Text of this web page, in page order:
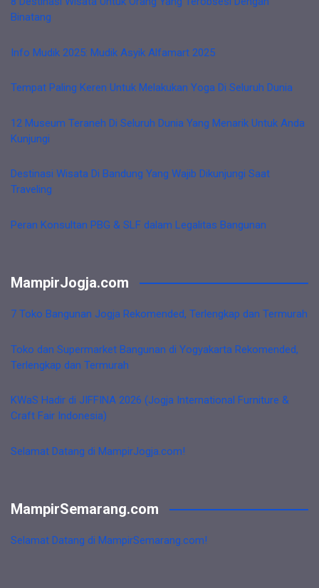
Binatang
Info Mudik 2025: Mudik Asyik Alfamart 2025
Tempat Paling Keren Untuk Melakukan Yoga Di Seluruh Dunia
12 Museum Teraneh Di Seluruh Dunia Yang Menarik Untuk Anda
Kunjungi
Destinasi Wisata Di Bandung Yang Wajib Dikunjungi Saat
Traveling
Peran Konsultan PBG & SLF dalam Legalitas Bangunan
MampirJogja.com
7 Toko Bangunan Jogja Rekomended, Terlengkap dan Termurah
Toko dan Supermarket Bangunan di Yogyakarta Rekomended,
Terlengkap dan Termurah
KWaS Hadir di JIFFINA 2026 (Jogja International Furniture &
Craft Fair Indonesia)
Selamat Datang di MampirJogja.com!
MampirSemarang.com
Selamat Datang di MampirSemarang.com!